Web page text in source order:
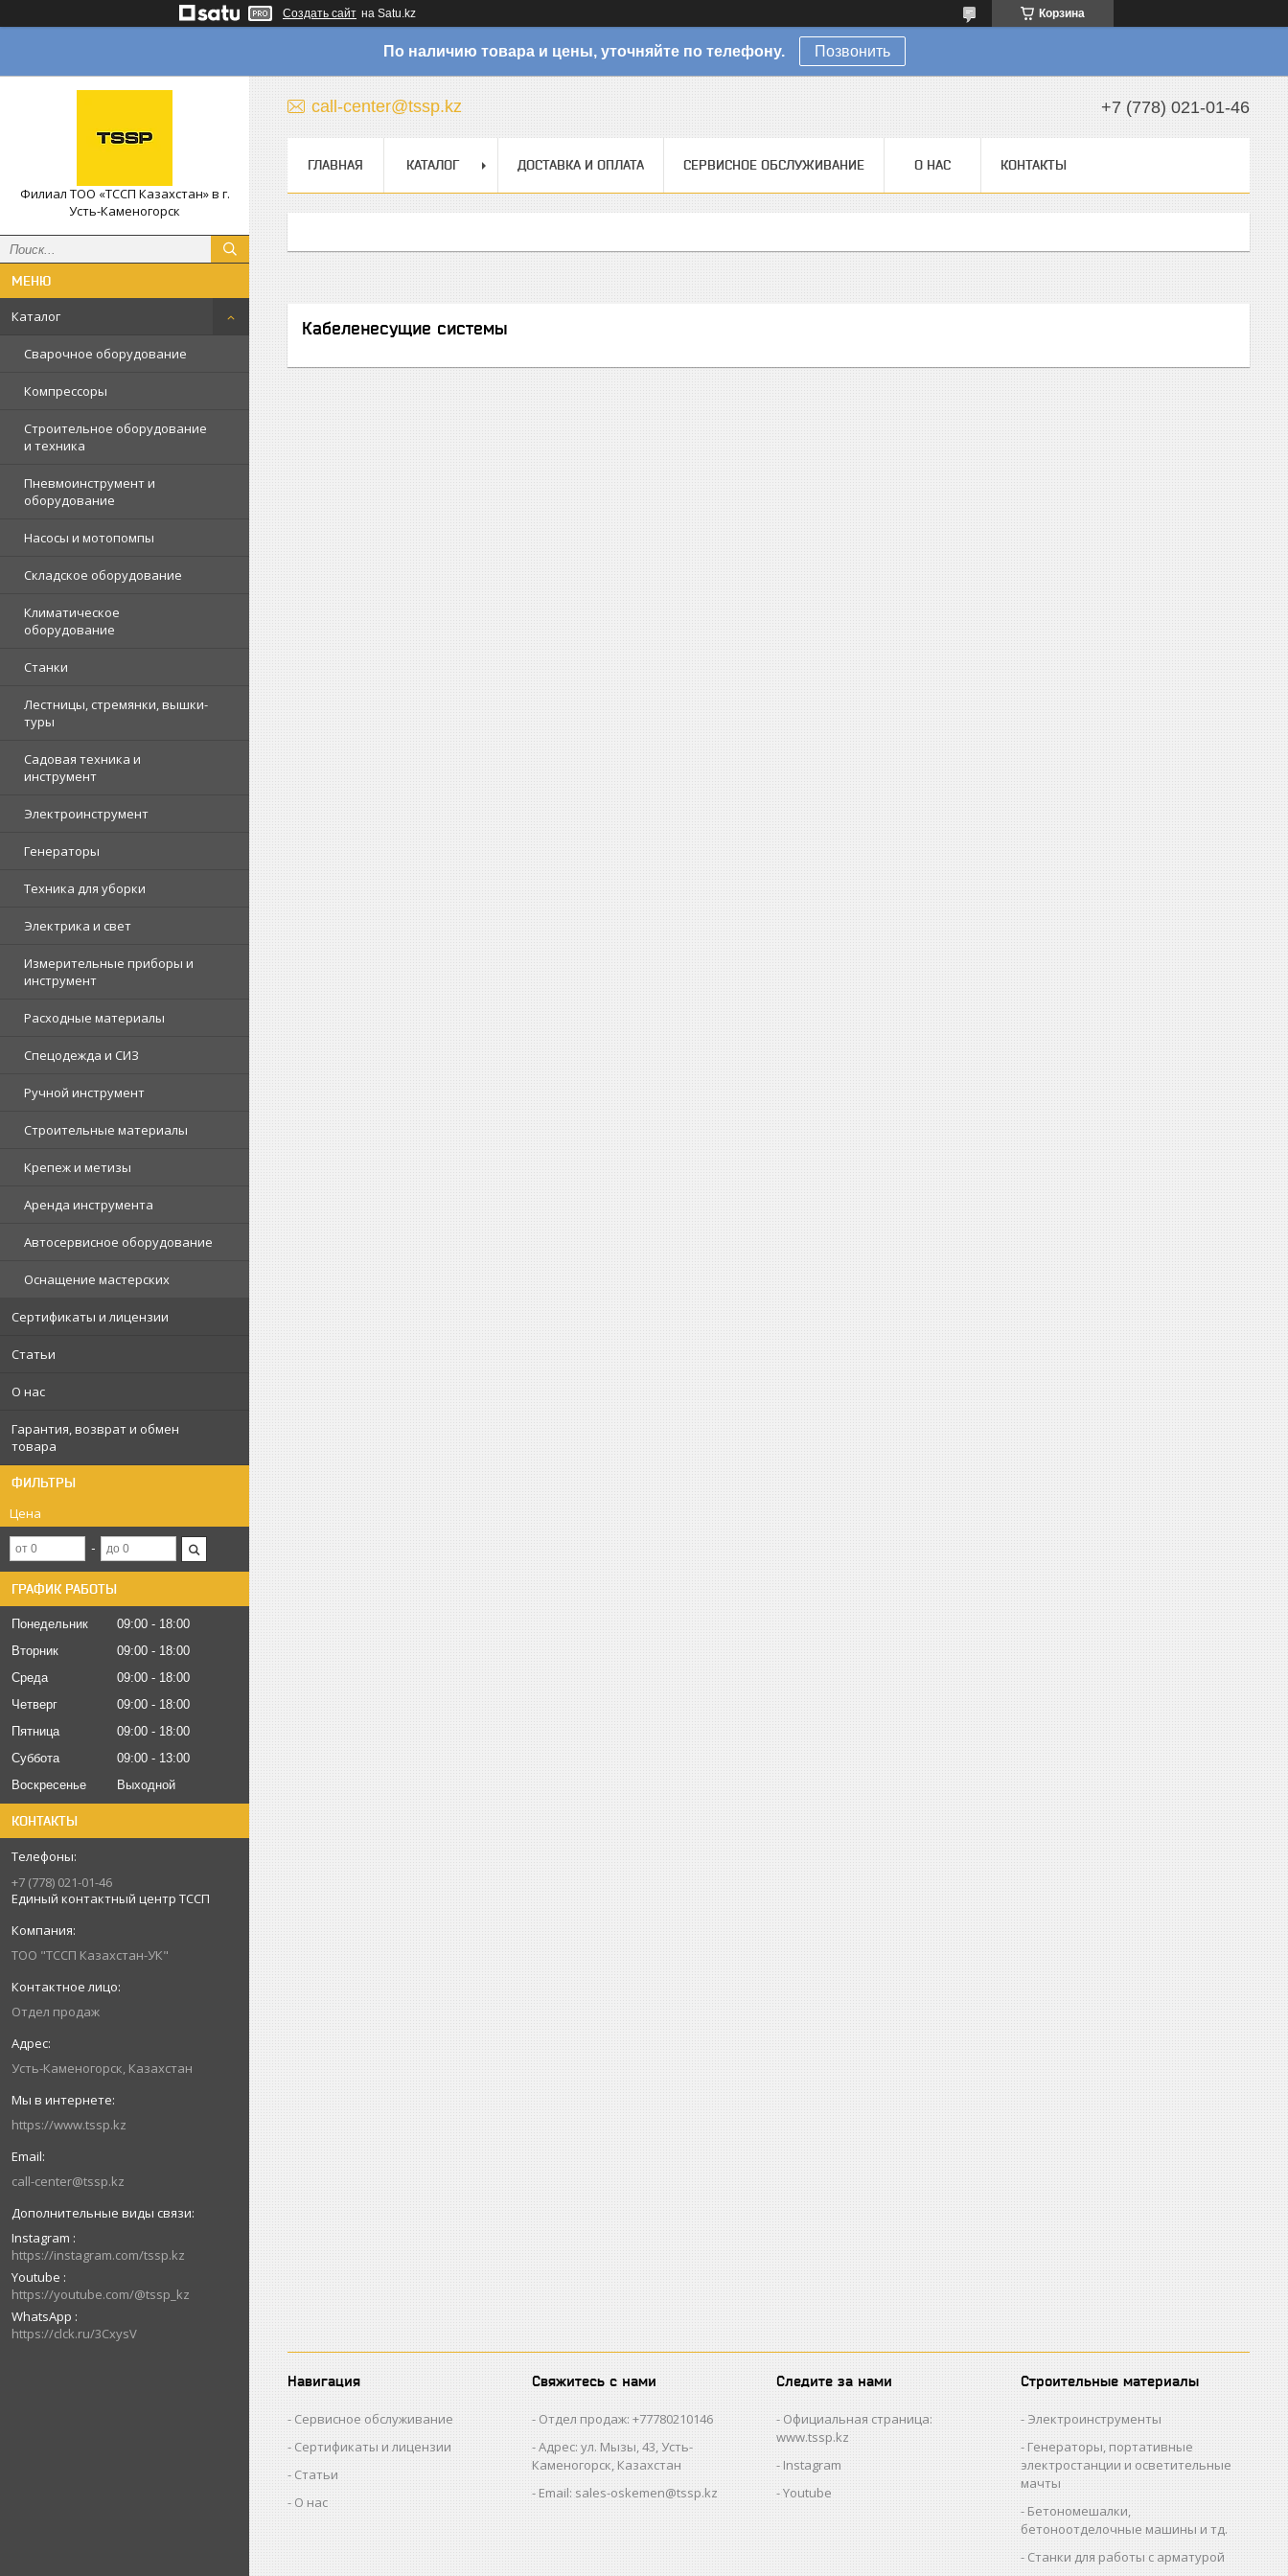
Создать сайт на Satu.kz Корзина
По наличию товара и цены, уточняйте по телефону. Позвонить
Филиал ТОО «ТССП Казахстан» в г.
Усть-Каменогорск
Каталог
Сварочное оборудование
Компрессоры
Строительное оборудование
и техника
Пневмоинструмент и
оборудование
Насосы и мотопомпы
Складское оборудование
Климатическое
оборудование
Станки
Лестницы, стремянки, вышки-
туры
Садовая техника и
инструмент
Электроинструмент
Генераторы
Техника для уборки
Электрика и свет
Измерительные приборы и
инструмент
Расходные материалы
Спецодежда и СИЗ
Ручной инструмент
Строительные материалы
Крепеж и метизы
Аренда инструмента
Автосервисное оборудование
Оснащение мастерских
Сертификаты и лицензии
Статьи
О нас
Гарантия, возврат и обмен
товара
ФИЛЬТРЫ
Цена
ГРАФИК РАБОТЫ
Понедельник 09:00
18:00
Вторник
09:00
18:00
Среда
09:00
18:00
Четверг
09:00
18:00
Пятница
09:00
18:00
Суббота
09:00
13:00
Воскресенье
Выходной
КОНТАКТЫ
+7 (778) 021-01-46
Единый контактный центр ТССП
ТОО "ТССП Казахстан-УК"
Отдел продаж
Усть-Каменогорск, Казахстан
https://www.tssp.kz
call-center@tssp.kz
Instagram
https://instagram.com/tssp.kz
Youtube
https://youtube.com/@tssp_kz
WhatsApp
https://clck.ru/3CxysV
call-center@tssp.kz +7 (778) 021-01-46
ГЛАВНАЯ КАТАЛОГ ДОСТАВКА И ОПЛАТА СЕРВИСНОЕ ОБСЛУЖИВАНИЕ О НАС КОНТАКТЫ
Кабеленесущие системы
Навигация
Сервисное обслуживание
Сертификаты и лицензии
Статьи
О нас
Свяжитесь с нами
Отдел продаж: +77780210146
Адрес: ул. Мызы, 43, Усть-
Каменогорск, Казахстан
Email: sales-oskemen@tssp.kz
Следите за нами
Официальная страница:
www.tssp.kz
Instagram
Youtube
Строительные материалы
Электроинструменты
Генераторы, портативные
электростанции и осветительные
мачты
Бетономешалки,
бетоноотделочные машины и тд.
Станки для работы с арматурой